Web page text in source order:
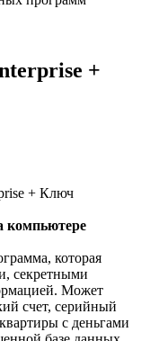
+
компьютере
которая
секретными
Может
счет, серийный
с деньгами